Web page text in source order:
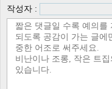
작성자 :